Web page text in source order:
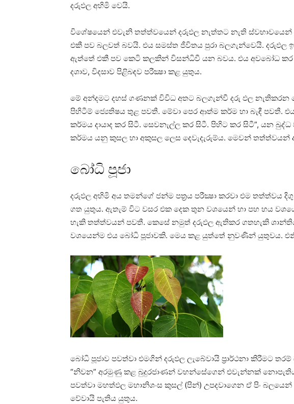
දරුඵල අහිමි වෙයි.
විශේෂයෙන් එවැනි තත්ත්වයෙන් දරුඵල නැත්තට නැති
එකී පව බලවත් බවයි. එය සමස්‌ත ජීවිතය පුරා බලගැන්වෙයි. දරුඵල
ඇත්තේ එකී පව කෙටි කලකින් විසන්ධිවී යන බවය. එය අවබෝධ කර
දශාව, විදසාව පිළිබඳව පරීක්‍ෂා කළ යුතුය.
මේ අන්දමට දහස්‌ ගණනක්‌ විවිධ අතට බලගැන්වී දරු ඵල නැතිකරන
පිහිටීම් ජ්‍යෙතිෂය තුළ පවතී. මේවා පෙර ආත්ම කර්ම හා බැඳී පවතී.
කර්මය දායාද කර සිටී. සෙවනැල්ල කර සිටී. පිහිට කර සිටී”, යන
කර්මය යනු කුසල හා අකුසල ලෙස දෙවැදැරුම්ය. මෙවන් තත්ත්වයන්
බෝධි පූජා
දරුඵල අහිමි අය තමන්ගේ ජන්ම පත්‍රය පරීක්‍ෂා කරවා එම තත්ත්වය
ගත යුතුය. ඇතැම් විට වසර එක දෙක තුන වශයෙන් හා පහ හය
හැකි තත්ත්වයන් පවතී. කෙසේ නමුත් දරුඵල ඇතිකර ගතහැකි
වශයෙන්ම එය බෝධි පූජාවකි. මෙය කළ යුත්තේ නුවණින් යුතුවය.
බෝධි පූජාව පවත්වා එමගින් දරුඵල ලැබේවායි ප්‍රාර්ථනා කිරීමට
“නිවන” අරමුණු කළ බුදුරජාණන් වහන්සේගෙන් එවැන්නක්‌
පවත්වා මහත්ඵල මහානිශංස කුසල් (පින්) උපදවාගෙන ඒ පිං
වේවායි පැතිය යුතුය.